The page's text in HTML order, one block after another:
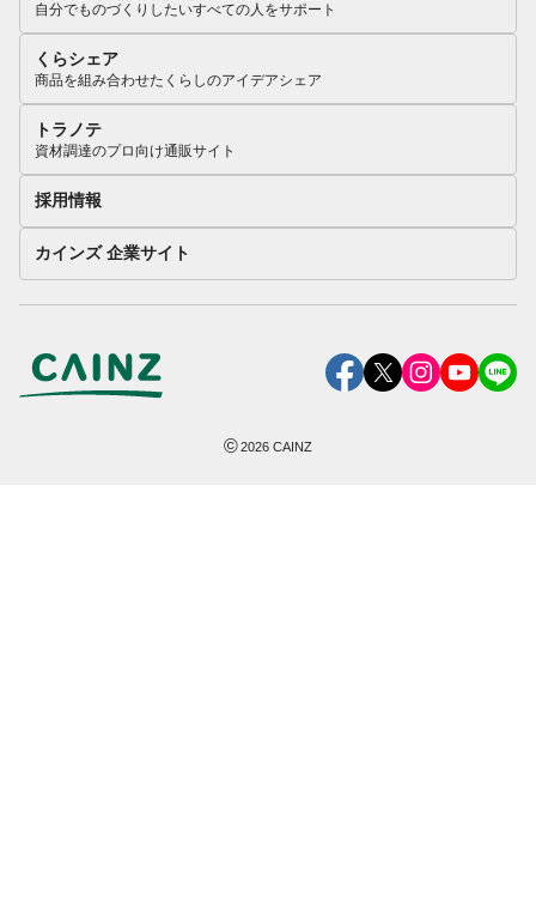
自分でものづくりしたいすべての人をサポート
くらシェア
商品を組み合わせたくらしのアイデアシェア
トラノテ
資材調達のプロ向け通販サイト
採用情報
カインズ 企業サイト
©2026 CAINZ